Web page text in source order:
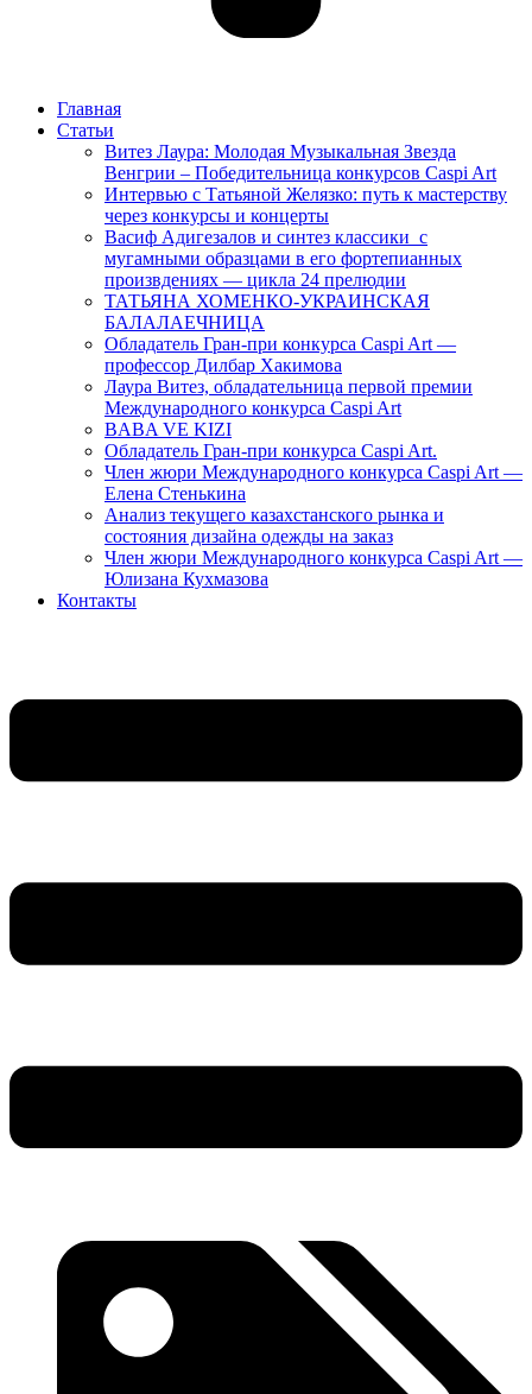
Главная
Статьи
Витез Лаура: Молодая Музыкальная Звезда
Венгрии – Победительница конкурсов Caspi Art
Интервью с Татьяной Желязко: путь к мастерству
через конкурсы и концерты
Васиф Адигезалов и синтез классики с
мугамными образцами в его фортепианных
произвдениях — цикла 24 прелюдии
ТАТЬЯНА ХОМЕНКО-УКРАИНСКАЯ
БАЛАЛАЕЧНИЦА
Обладатель Гран-при конкурса Caspi Art —
профессор Дилбар Хакимова
Лаура Витез, обладательница первой премии
Международного конкурса Caspi Art
BABA VE KIZI
Обладатель Гран-при конкурса Caspi Art.
Член жюри Международного конкурса Caspi Art —
Елена Стенькина
Анализ текущего казахстанского рынка и
состояния дизайна одежды на заказ
Член жюри Международного конкурса Caspi Art —
Юлизана Кухмазова
Контакты